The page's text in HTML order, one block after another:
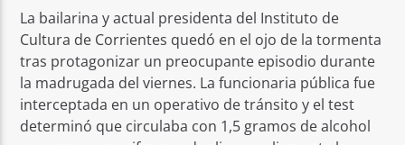
La bailarina y actual presidenta del Instituto de
Cultura de Corrientes quedó en el ojo de la tormenta
tras protagonizar un preocupante episodio durante
la madrugada del viernes. La funcionaria pública fue
interceptada en un operativo de tránsito y el test
determinó que circulaba con 1,5 gramos de alcohol